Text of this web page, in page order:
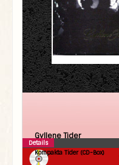
Gyllene Tider
Kompakta Tider (CD-Box)
Details